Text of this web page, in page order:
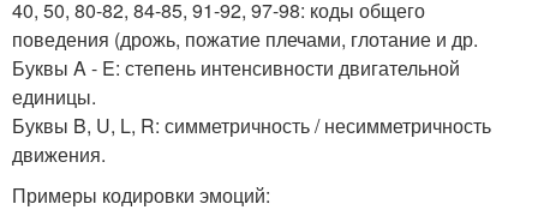
40, 50, 80-82, 84-85, 91-92, 97-98: коды общего
поведения (дрожь, пожатие плечами, глотание и др.
Буквы A - E: степень интенсивности двигательной
единицы.
Буквы B, U, L, R: симметричность / несимметричность
движения.
Примеры кодировки эмоций: